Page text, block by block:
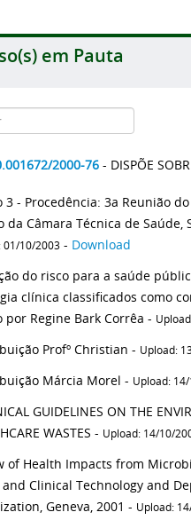
em Pauta
2000-76 - DISPÕE
3 - Procedência: 3a Reunião
da Câmara Técnica de Saúde,
01/10/2003 - Download
do risco para a saúde
clínica classificados como
por Regine Bark Corrêa -
Profº Christian - Upload:
Márcia Morel - Upload:
GUIDELINES ON THE
WASTES - Upload: 14/10/
of Health Impacts from
and Clinical Technology and
Geneva, 2001 - Upload: